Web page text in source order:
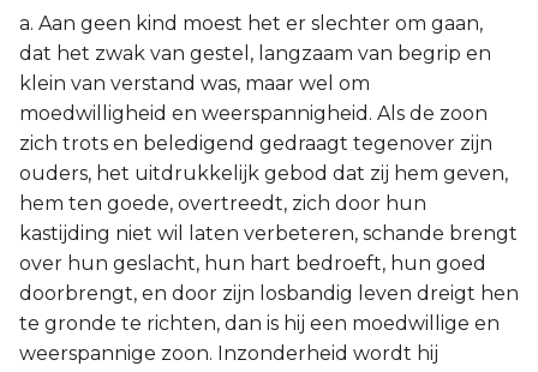
a. Aan geen kind moest het er slechter om gaan,
dat het zwak van gestel, langzaam van begrip en
klein van verstand was, maar wel om
moedwilligheid en weerspannigheid. Als de zoon
zich trots en beledigend gedraagt tegenover zijn
ouders, het uitdrukkelijk gebod dat zij hem geven,
hem ten goede, overtreedt, zich door hun
kastijding niet wil laten verbeteren, schande brengt
over hun geslacht, hun hart bedroeft, hun goed
doorbrengt, en door zijn losbandig leven dreigt hen
te gronde te richten, dan is hij een moedwillige en
weerspannige zoon. Inzonderheid wordt hij